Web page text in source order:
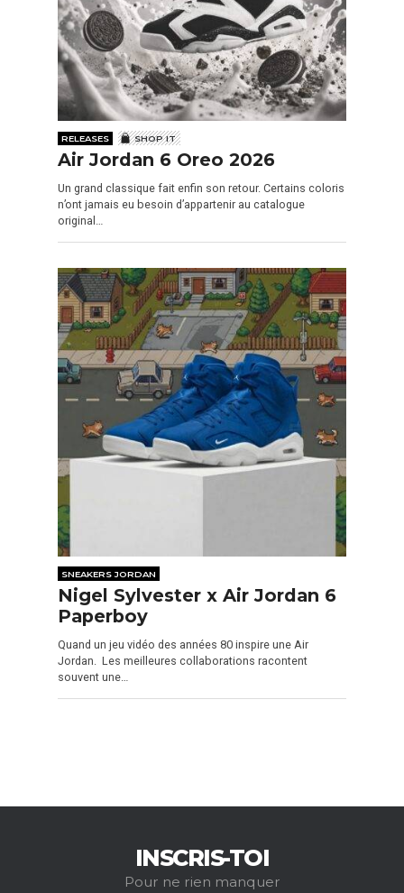
RELEASES SHOP IT
Air Jordan 6 Oreo 2026
Un grand classique fait enfin son retour. Certains coloris
n’ont jamais eu besoin d’appartenir au catalogue
original…
SNEAKERS JORDAN
Nigel Sylvester x Air Jordan 6
Paperboy
Quand un jeu vidéo des années 80 inspire une Air
Jordan. Les meilleures collaborations racontent
souvent une…
INSCRIS-TOI
Pour ne rien manquer